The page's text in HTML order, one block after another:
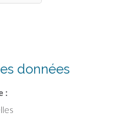
données
: